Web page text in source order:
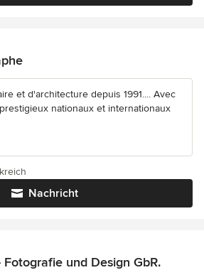
et d'architecture depuis 1991.... Avec
nationaux et internationaux
Nachricht
und Design GbR.